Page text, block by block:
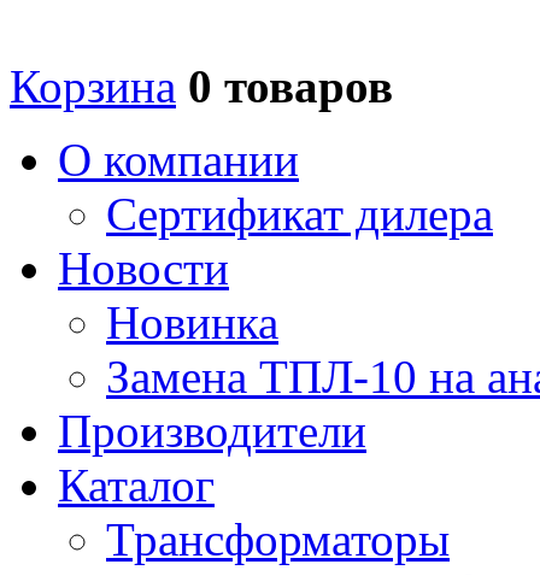
Корзина 0 товаров
О компании
Сертификат дилера
Новости
Новинка
Замена ТПЛ-10 на
Производители
Каталог
Трансформаторы